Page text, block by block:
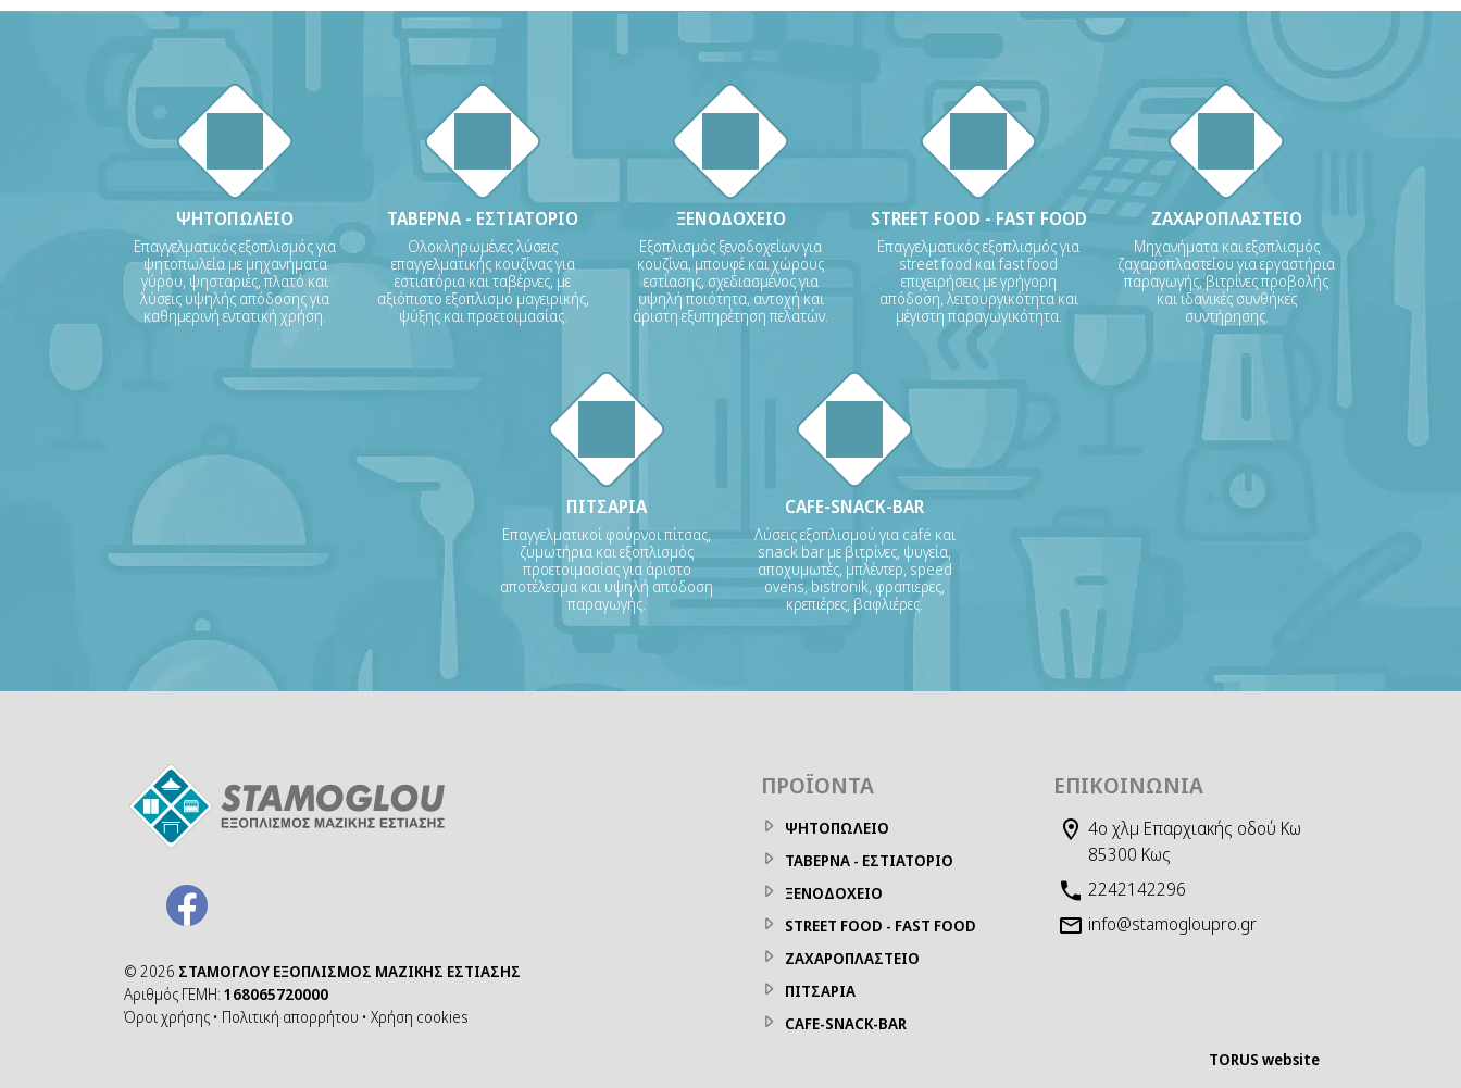
ΨΗΤΟΠΩΛΕΙΟ
Επαγγελματικός εξοπλισμός για
ψητοπωλεία με μηχανήματα
γύρου, ψησταριές, πλατό και
λύσεις υψηλής απόδοσης για
καθημερινή εντατική χρήση.
ΤΑΒΕΡΝΑ - ΕΣΤΙΑΤΟΡΙΟ
Ολοκληρωμένες λύσεις
επαγγελματικής κουζίνας για
εστιατόρια και ταβέρνες, με
αξιόπιστο εξοπλισμό μαγειρικής,
ψύξης και προετοιμασίας.
ΞΕΝΟΔΟΧΕΙΟ
Εξοπλισμός ξενοδοχείων για
κουζίνα, μπουφέ και χώρους
εστίασης, σχεδιασμένος για
υψηλή ποιότητα, αντοχή και
άριστη εξυπηρέτηση πελατών.
STREET FOOD - FAST FOOD
Επαγγελματικός εξοπλισμός για
street food και fast food
επιχειρήσεις με γρήγορη
απόδοση, λειτουργικότητα και
μέγιστη παραγωγικότητα.
ΖΑΧΑΡΟΠΛΑΣΤΕΙΟ
Μηχανήματα και εξοπλισμός
ζαχαροπλαστείου για εργαστήρια
παραγωγής, βιτρίνες προβολής
και ιδανικές συνθήκες
συντήρησης.
ΠΙΤΣΑΡΙΑ
Επαγγελματικοί φούρνοι πίτσας,
ζυμωτήρια και εξοπλισμός
προετοιμασίας για άριστο
αποτέλεσμα και υψηλή απόδοση
παραγωγής.
CAFE-SNACK-BAR
Λύσεις εξοπλισμού για café και
snack bar με βιτρίνες, ψυγεία,
αποχυμωτές, μπλέντερ, speed
ovens, bistronik, φραπιερες,
κρεπιέρες, βαφλιέρες.
© 2026 ΣΤΑΜΟΓΛΟΥ ΕΞΟΠΛΙΣΜΟΣ ΜΑΖΙΚΗΣ ΕΣΤΙΑΣΗΣ
Αριθμός ΓΕΜΗ: 168065720000
Όροι χρήσης • Πολιτική απορρήτου • Χρήση cookies
ΠΡΟΪΌΝΤΑ
ΨΗΤΟΠΩΛΕΙΟ
ΤΑΒΕΡΝΑ - ΕΣΤΙΑΤΟΡΙΟ
ΞΕΝΟΔΟΧΕΙΟ
STREET FOOD - FAST FOOD
ΖΑΧΑΡΟΠΛΑΣΤΕΙΟ
ΠΙΤΣΑΡΙΑ
CAFE-SNACK-BAR
ΕΠΙΚΟΙΝΩΝΊΑ
4ο χλμ Επαρχιακής οδού Κω
85300 Κως
2242142296
info@stamogloupro.gr
TORUS website